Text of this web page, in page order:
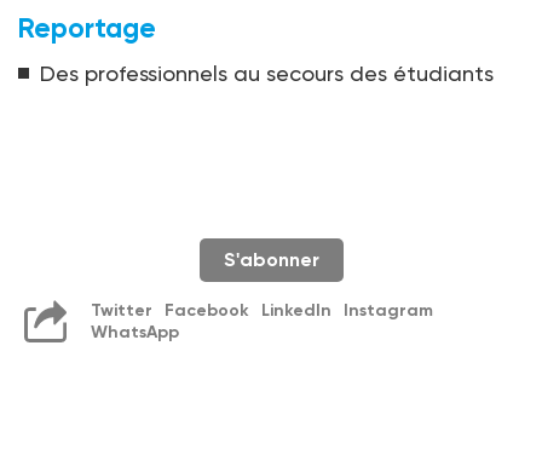
Reportage
Des professionnels au secours des étudiants
S'abonner
Twitter Facebook LinkedIn
Instagram
WhatsApp